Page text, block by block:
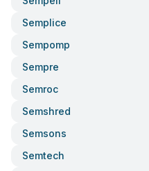
Semplice
Sempomp
Sempre
Semroc
Semshred
Semsons
Semtech